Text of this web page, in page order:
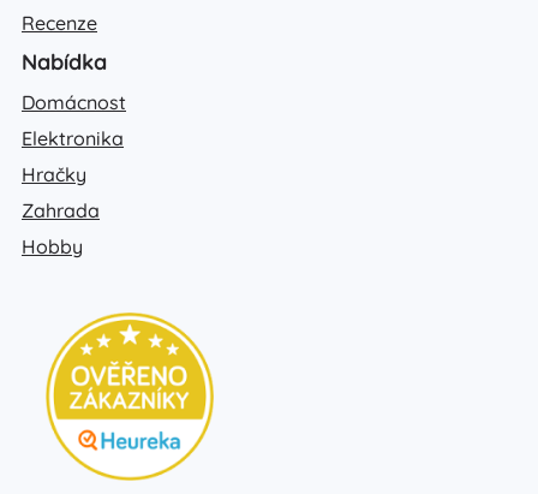
Recenze
Nabídka
Domácnost
Elektronika
Hračky
Zahrada
Hobby